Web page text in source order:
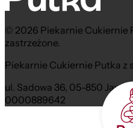
© 2026 Piekarnie Cukiernie
zastrzeżone.
Piekarnie Cukiernie Putka z
ul. Sadowa 36, 05-850
0000889642